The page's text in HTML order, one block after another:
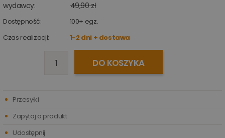
wydawcy:
49,90 zł
Dostępność: 100+ egz.
Czas realizacji:
1-2 dni + dostawa
DO KOSZYKA
Przesyłki
Zapytaj o produkt
Udostępnij